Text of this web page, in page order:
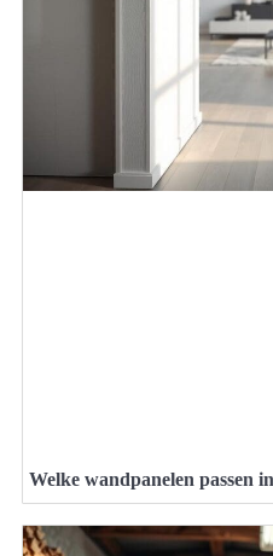
Welke wandpanelen passen